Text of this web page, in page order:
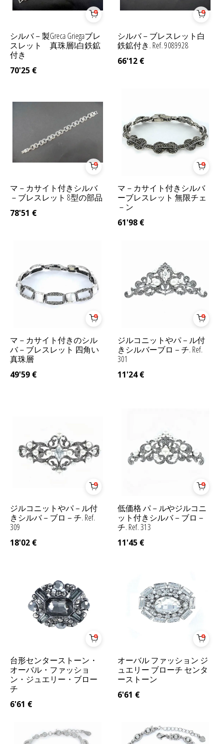
シルバ－製Greca Griegaブレ
スレット 真珠層&白鉄鉱
付き
70'25 €
シルバ－ブレスレット白
鉄鉱付き. Ref. 9089928
66'12 €
マ－カサイト付きシルバ
－ブレスレット 8型の部品
78'51 €
マ－カサイト付きシルバ
ーブレスレット 無限チェ
－ン
61'98 €
マ－カサイト付きのシル
バ－ブレスレット 四角い
真珠層
49'59 €
ジルコニットやパ－ル付
きシルバーブロ－チ. Ref.
301
11'24€
ジルコニットやパ－ル付
きシルバ－ブロ－チ. Ref.
309
18'02 €
低価格 パ－ルやジルコニ
ット付きシルバ－ブロ－
チ. Ref. 313
11'45 €
台形センターストーン・
オーバル・ファッショ
ン・ジュエリー・ブロー
チ
6'61 €
オーバル ファッション ジ
ュエリー ブローチ センタ
ーストーン
6'61 €